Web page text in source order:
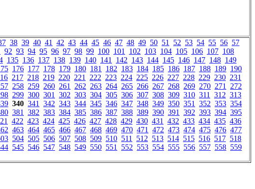
38 39 40 41 42 43 44 45 46 47 48 49 50 51 52 53 54 55 56 57
92 93 94 95 96 97 98 99 100 101 102 103 104 105 106 107 108
135 136 137 138 139 140 141 142 143 144 145 146 147 148 149
176 177 178 179 180 181 182 183 184 185 186 187 188 189 190
217 218 219 220 221 222 223 224 225 226 227 228 229 230 231
258 259 260 261 262 263 264 265 266 267 268 269 270 271 272
299 300 301 302 303 304 305 306 307 308 309 310 311 312 313
340 341 342 343 344 345 346 347 348 349 350 351 352 353 354
381 382 383 384 385 386 387 388 389 390 391 392 393 394 395
422 423 424 425 426 427 428 429 430 431 432 433 434 435 436
463 464 465 466 467 468 469 470 471 472 473 474 475 476 477
504 505 506 507 508 509 510 511 512 513 514 515 516 517 518
545 546 547 548 549 550 551 552 553 554 555 556 557 558 559